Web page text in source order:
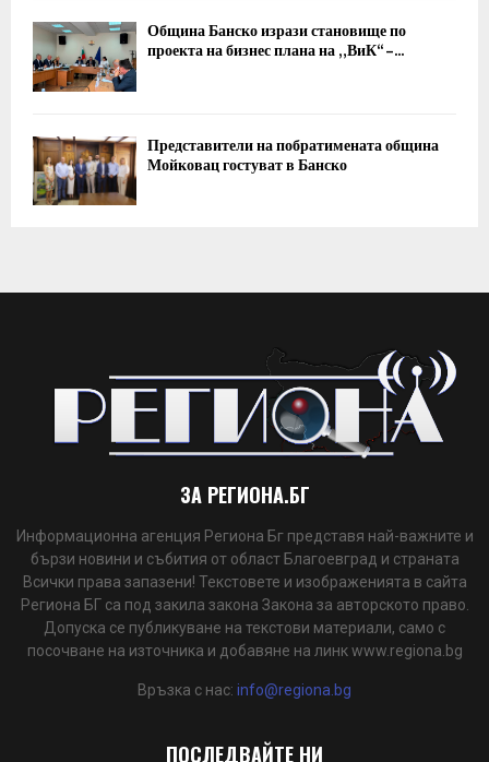
Община Банско изрази становище по
проекта на бизнес плана на „ВиК“ –...
Представители на побратимената община
Мойковац гостуват в Банско
ЗА РЕГИОНА.БГ
Информационна агенция Региона Бг представя най-важните и
бързи новини и събития от област Благоевград и страната
Всички права запазени! Текстовете и изображенията в сайта
Региона БГ са под закила закона Закона за авторското право.
Допуска се публикуване на текстови материали, само с
посочване на източника и добавяне на линк www.regiona.bg
Връзка с нас: info@regiona.bg
ПОСЛЕДВАЙТЕ НИ